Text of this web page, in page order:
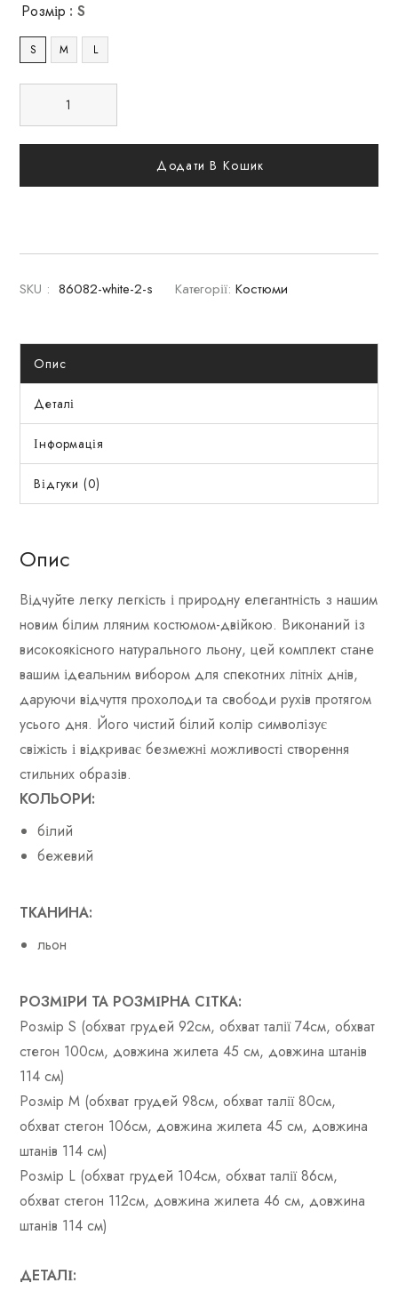
Розмір : S
S M L
Додати В Кошик
SKU : 86082-white-2-s Категорії: Костюми
Опис
Деталі
Інформація
Відгуки (0)
Опис
Відчуйте легку легкість і природну елегантність з нашим
новим білим лляним костюмом-двійкою. Виконаний із
високоякісного натурального льону, цей комплект стане
вашим ідеальним вибором для спекотних літніх днів,
даруючи відчуття прохолоди та свободи рухів протягом
усього дня. Його чистий білий колір символізує
свіжість і відкриває безмежні можливості створення
стильних образів.
КОЛЬОРИ:
білий
бежевий
ТКАНИНА:
льон
РОЗМІРИ ТА РОЗМІРНА СІТКА:
Розмір S (обхват грудей 92см, обхват талії 74см, обхват
стегон 100см, довжина жилета 45 см, довжина штанів
114 см)
Розмір M (обхват грудей 98см, обхват талії 80см,
обхват стегон 106см, довжина жилета 45 см, довжина
штанів 114 см)
Розмір L (обхват грудей 104см, обхват талії 86см,
обхват стегон 112см, довжина жилета 46 см, довжина
штанів 114 см)
ДЕТАЛІ: